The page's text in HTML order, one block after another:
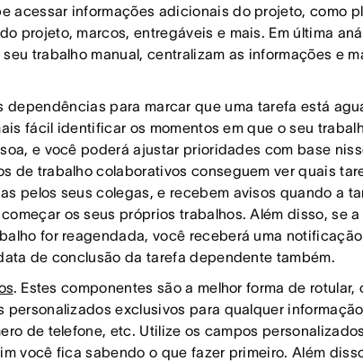
acessar informações adicionais do projeto, como
projeto, marcos, entregáveis e mais. Em última
trabalho manual, centralizam as informações e
dependências para marcar que uma tarefa está
fácil identificar os momentos em que o seu
e você poderá ajustar prioridades com base
de trabalho colaborativos conseguem ver quais
pelos seus colegas, e recebem avisos quando a
os seus próprios trabalhos. Além disso, se
for reagendada, você receberá uma
de conclusão da tarefa dependente também.
. Estes componentes são a melhor forma de
personalizados exclusivos para qualquer
de telefone, etc. Utilize os campos
você fica sabendo o que fazer primeiro. Além